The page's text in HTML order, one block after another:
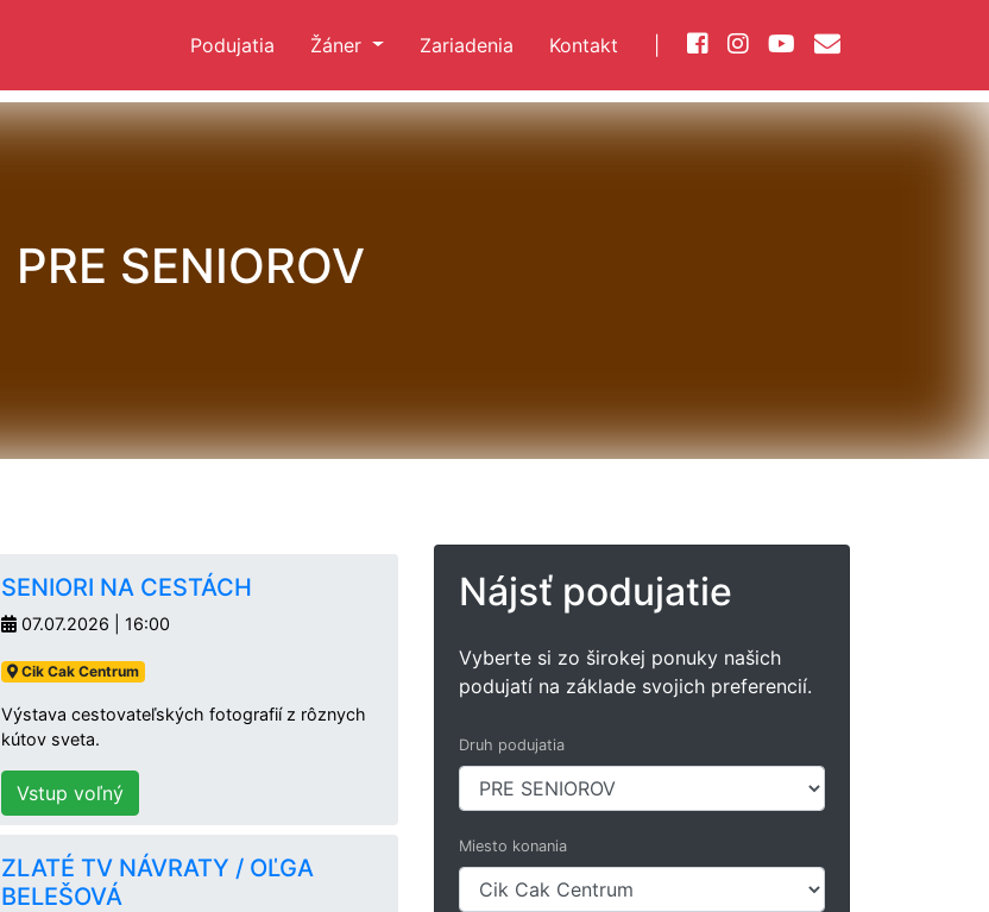
Podujatia Žáner Zariadenia Kontakt
PRE SENIOROV
SENIORI NA CESTÁCH
07.07.2026 | 16:00
Cik Cak Centrum
Výstava cestovateľských fotografií z rôznych
kútov sveta.
Vstup voľný
ZLATÉ TV NÁVRATY / OĽGA
BELEŠOVÁ
Nájsť podujatie
Vyberte si zo širokej ponuky našich
podujatí na základe svojich preferencií.
Druh podujatia
Miesto konania